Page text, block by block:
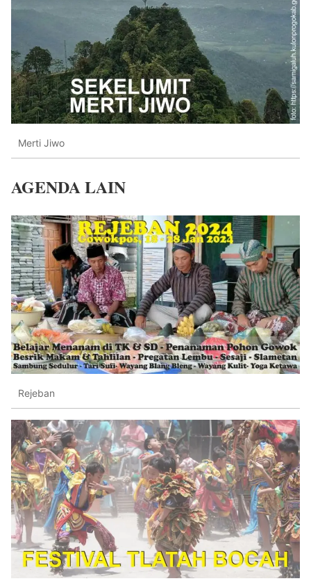
Merti Jiwo
AGENDA LAIN
Rejeban